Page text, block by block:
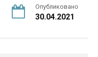
Опубликовано
30.04.2021